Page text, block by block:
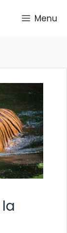
Menu